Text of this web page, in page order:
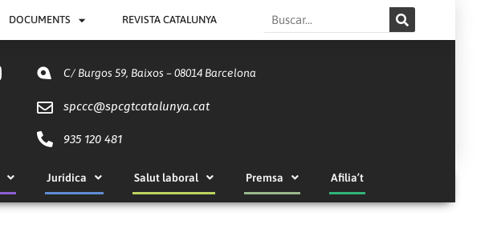
DOCUMENTS REVISTA CATALUNYA Search
C/ Burgos 59, Baixos – 08014 Barcelona
spccc@spcgtcatalunya.cat
935 120 481
Jurídica Salut laboral Premsa Afilia’t